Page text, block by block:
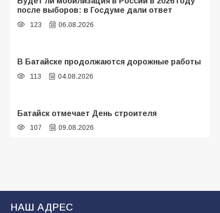
после выборов: в Госдуме дали ответ
123 06.08.2026
В Батайске продолжаются дорожные работы
113 04.08.2026
Батайск отмечает День строителя
107 09.08.2026
НАШ АДРЕС